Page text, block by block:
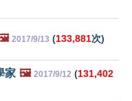
2017/9/13 (133,881次)
家 🖼️ 2017/9/12 (131,402